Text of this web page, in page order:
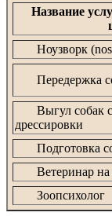
Название
Ноузворк
Передержка
Выгул собак с
дрессировки
Подготовка
Ветеринар на
Зоопсихолог